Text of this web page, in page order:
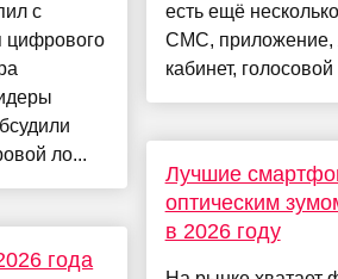
с
цифрового
ло...
года
есть ещё
СМС, приложение,
кабинет, голосовой
Лучшие
оптическим
в 2026 году